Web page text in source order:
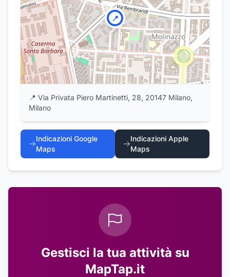
📍
📍 Via Privata Piero Martinetti, 28, 20147 Milano,
Milano
Indicazioni Google
Maps
Indicazioni Apple
Maps
Gestisci la tua attività su
MapTap.it